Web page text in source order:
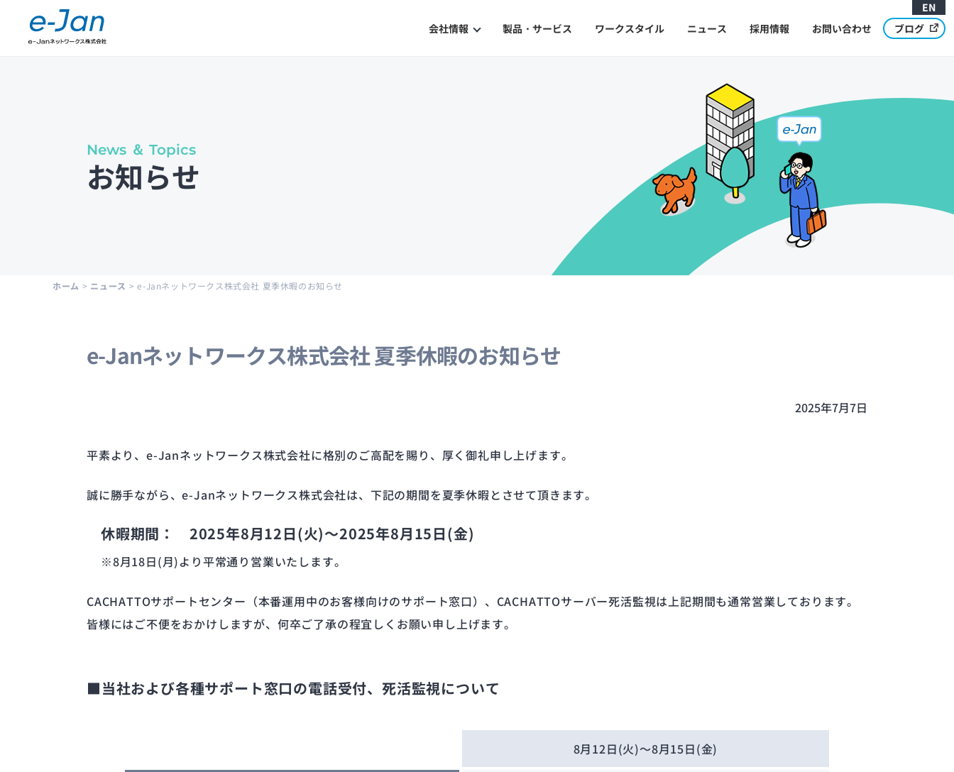
会社情報 製品・サービス ワークスタイル ニュース 採用情報 お問い合わせ ブログ
EN
Message from CEO
代表メッセージ
Leadership Development Cycle and Structure
開発サイクルと体制
電子公示
News ＆ Topics
お知らせ
ホーム > ニュース > e-Janネットワークス株式会社 夏季休暇のお知らせ
e-Janネットワークス株式会社 夏季休暇のお知らせ
2025年7月7日
平素より、e-Janネットワークス株式会社に格別のご高配を賜り、厚く御礼申し上げます。
誠に勝手ながら、e-Janネットワークス株式会社は、下記の期間を夏季休暇とさせて頂きます。
休暇期間： 2025年8月12日(火)～2025年8月15日(金)
※8月18日(月)より平常通り営業いたします。
CACHATTOサポートセンター（本番運用中のお客様向けのサポート窓口）、CACHATTOサーバー死活監視は上記期間も通常営業しております。
皆様にはご不便をおかけしますが、何卒ご了承の程宜しくお願い申し上げます。
■当社および各種サポート窓口の電話受付、死活監視について
8月12日(火)～8月15日(金)